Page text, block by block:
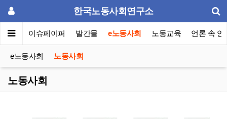
한국노동사회연구소
포럼 이슈페이퍼 발간물 e노동사회 노동교육 언론 속 연
e노동사회 노동사회
노동사회